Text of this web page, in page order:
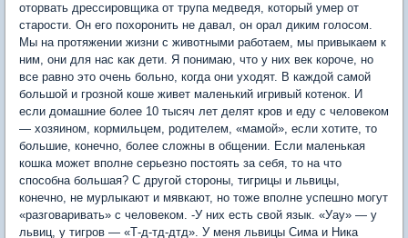
оторвать дрессировщика от трупа медведя, который умер от
старости. Он его похоронить не давал, он орал диким голосом.
Мы на протяжении жизни с животными работаем, мы привыкаем к
ним, они для нас как дети. Я понимаю, что у них век короче, но
все равно это очень больно, когда они уходят. В каждой самой
большой и грозной коше живет маленький игривый котенок. И
если домашние более 10 тысяч лет делят кров и еду с человеком
— хозяином, кормильцем, родителем, «мамой», если хотите, то
большие, конечно, более сложны в общении. Если маленькая
кошка может вполне серьезно постоять за себя, то на что
способна большая? С другой стороны, тигрицы и львицы,
конечно, не мурлыкают и мявкают, но тоже вполне успешно могут
«разговаривать» с человеком. -У них есть свой язык. «Уау» — у
львиц, у тигров — «Т-д-тд-дтд». У меня львицы Сима и Ника